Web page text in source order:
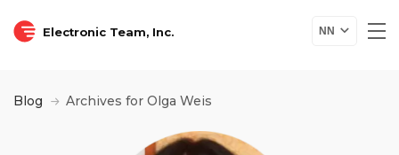
Electronic Team, Inc. NN
Blog Archives for Olga Weis